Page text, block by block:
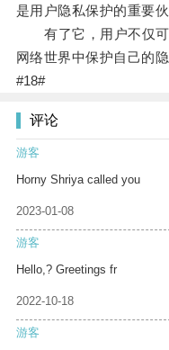
是用户隐私保护的重要伙
有了它，用户不仅可
网络世界中保护自己的隐
#18#
评论
游客
Horny Shriya called you
2023-01-08
游客
Hello,? Greetings fr
2022-10-18
游客